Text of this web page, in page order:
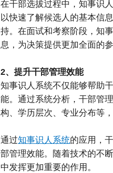
在干部选拔过程中，知事识
以快速了解候选人的基本信
持。在面试和考察阶段，知
息，为决策提供更加全面的参
2、提升干部管理效能
知事识人系统不仅能够帮助
能。通过系统分析，干部管
构、学历层次、专业分布等
通过知事识人系统的应用，
部管理效能。随着技术的不
中发挥更加重要的作用。